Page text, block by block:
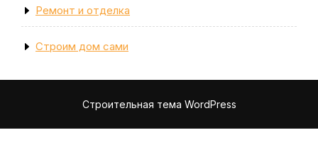
Ремонт и отделка
Строим дом сами
Строительная тема WordPress